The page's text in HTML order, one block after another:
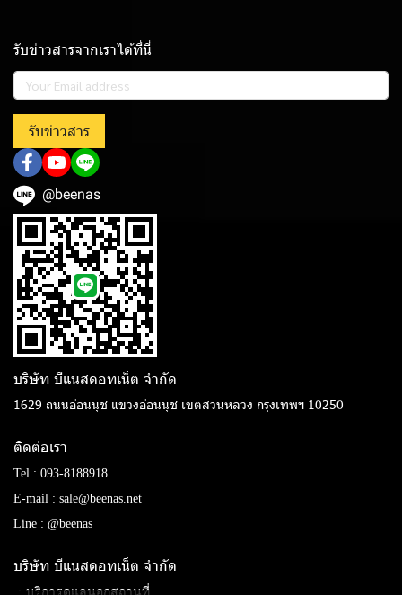
รับข่าวสารจากเราได้ที่นี่
รับข่าวสาร
@beenas
บริษัท บีแนสดอทเน็ต จํากัด
1629 ถนนอ่อนนุช แขวงอ่อนนุช เขตสวนหลวง กรุงเทพฯ 10250
ติดต่อเรา
Tel : 093-8188918
E-mail : sale@beenas.net
Line : @beenas
บริษัท บีแนสดอทเน็ต จํากัด
ㆍบริการดูแลนอกสถานที่